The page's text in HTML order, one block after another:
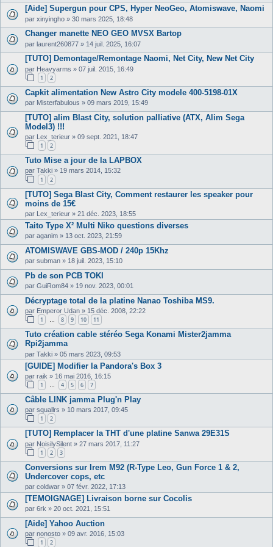
[Aide] Supergun pour CPS, Hyper NeoGeo, Atomiswave, Naomi
par xinyingho » 30 mars 2025, 18:48
Changer manette NEO GEO MVSX Bartop
par laurent260877 » 14 juil. 2025, 16:07
[TUTO] Demontage/Remontage Naomi, Net City, New Net City
par Heavyarms » 07 juil. 2015, 16:49
1 2
Capkit alimentation New Astro City modele 400-5198-01X
par Misterfabulous » 09 mars 2019, 15:49
[TUTO] alim Blast City, solution palliative (ATX, Alim Sega
Model3) !!!
par Lex_terieur » 09 sept. 2021, 18:47
1 2
Tuto Mise a jour de la LAPBOX
par Takki » 19 mars 2014, 15:32
1 2
[TUTO] Sega Blast City, Comment restaurer les speaker pour
moins de 15€
par Lex_terieur » 21 déc. 2023, 18:55
Taito Type X² Multi Niko questions diverses
par aganim » 13 oct. 2023, 21:59
ATOMISWAVE GBS-MOD / 240p 15Khz
par subman » 18 juil. 2023, 15:10
Pb de son PCB TOKI
par GuiRom84 » 19 nov. 2023, 00:01
Décryptage total de la platine Nanao Toshiba MS9.
par Emperor Udan » 15 déc. 2008, 22:22
1 … 8 9 10 11
Tuto création cable stéréo Sega Konami Mister2jamma
Rpi2jamma
par Takki » 05 mars 2023, 09:53
[GUIDE] Modifier la Pandora's Box 3
par raik » 16 mai 2016, 16:15
1 4 5 6 7
Câble LINK jamma Plug'n Play
par squallrs » 10 mars 2017, 09:45
1 2
[TUTO] Remplacer la THT d'une platine Sanwa 29E31S
par NoisilySilent » 27 mars 2017, 11:27
1 2 3
Conversions sur Irem M92 (R-Type Leo, Gun Force 1 & 2,
Undercover cops, etc
par coldwar » 07 févr. 2022, 17:13
[TEMOIGNAGE] Livraison borne sur Cocolis
par 6rk » 20 oct. 2021, 15:51
[Aide] Yahoo Auction
par nonosto » 09 avr. 2016, 15:03
1 2